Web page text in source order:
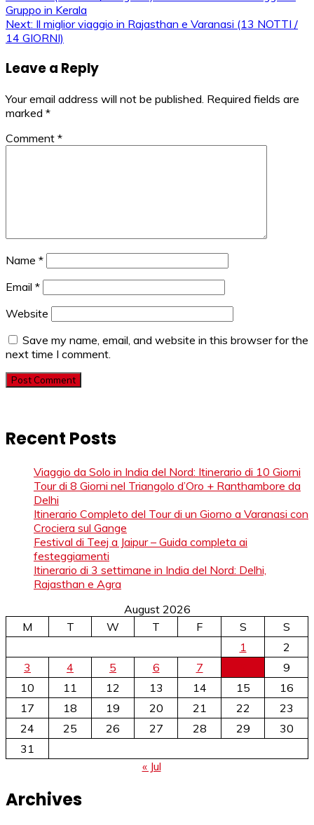
navigation
Gruppo in Kerala
Next: Il miglior viaggio in Rajasthan e Varanasi (13 NOTTI /
14 GIORNI)
Leave a Reply
Your email address will not be published. Required fields are
marked *
Comment *
Name *
Email *
Website
Save my name, email, and website in this browser for the
next time I comment.
Recent Posts
Viaggio da Solo in India del Nord: Itinerario di 10 Giorni
Tour di 8 Giorni nel Triangolo d’Oro + Ranthambore da
Delhi
Itinerario Completo del Tour di un Giorno a Varanasi con
Crociera sul Gange
Festival di Teej a Jaipur – Guida completa ai
festeggiamenti
Itinerario di 3 settimane in India del Nord: Delhi,
Rajasthan e Agra
August 2026
M
T W T F S
S
1
2
3
4 5 6 7
9
10
11 12 13 14 15
16
17
18 19 20 21 22
23
24
25 26 27 28 29
30
31
« Jul
Archives